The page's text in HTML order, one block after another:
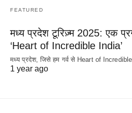
FEATURED
मध्य प्रदेश टूरिज़्म 2025: एक
‘Heart of Incredible India’
मध्य प्रदेश, जिसे हम गर्व से Heart of
1 year ago